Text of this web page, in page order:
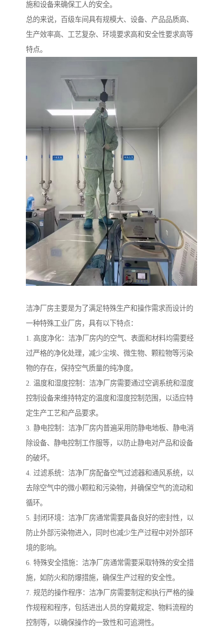
施和设备来确保工人的安全。
总的来说，百级车间具有规模大、设备、产品品质高、
生产效率高、工艺复杂、环境要求高和安全性要求高等
特点。
洁净厂房主要是为了满足特殊生产和操作需求而设计的
一种特殊工业厂房，具有以下特点：
1. 高度净化：洁净厂房内的空气、表面和材料均需要经
过严格的净化处理，减少尘埃、微生物、颗粒物等污染
物的存在，保持空气质量的纯净度。
2. 温度和湿度控制：洁净厂房需要通过空调系统和湿度
控制设备来维持特定的温度和湿度控制范围，以适应特
定生产工艺和产品要求。
3. 静电控制：洁净厂房内普遍采用防静电地板、静电消
除设备、静电控制工作服等，以防止静电对产品和设备
的破坏。
4. 过滤系统：洁净厂房配备空气过滤器和通风系统，以
去除空气中的微小颗粒和污染物，并确保空气的流动和
循环。
5. 封闭环境：洁净厂房通常需要具备良好的密封性，以
防止外部污染物进入，同时也减少生产过程中对外部环
境的影响。
6. 特殊安全措施：洁净厂房通常需要采取特殊的安全措
施，如防火和防爆措施，确保生产过程的安全性。
7. 规范的操作程序：洁净厂房需要制定和执行严格的操
作规程和程序，包括进出人员的穿戴规定、物料流程的
控制等，以确保操作的一致性和可追溯性。